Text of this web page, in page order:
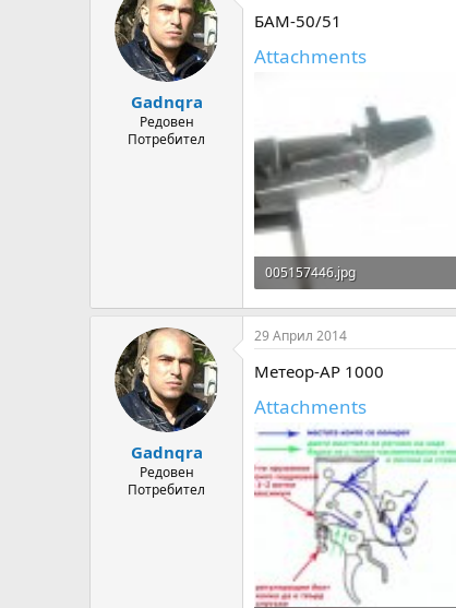
i
n
Gadnqra
Редовен
Потребител
БАМ-50/51
Attachments
005157446.jpg
16.6 KB · Прегледи: 425
Gadnqra
Редовен
Потребител
29 Април 2014
Метеор-АР 1000
Attachments